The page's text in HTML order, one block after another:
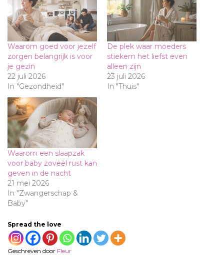
Waarom goed voor jezelf
zorgen belangrijk is voor
je gezin
22 juli 2026
In "Gezondheid"
De plek waar moeders
stiekem het liefst even
alleen zijn
23 juli 2026
In "Thuis"
Waarom een slaapzak
voor baby zoveel rust kan
geven in de nacht
21 mei 2026
In "Zwangerschap &
Baby"
Spread the love
Geschreven door Fleur